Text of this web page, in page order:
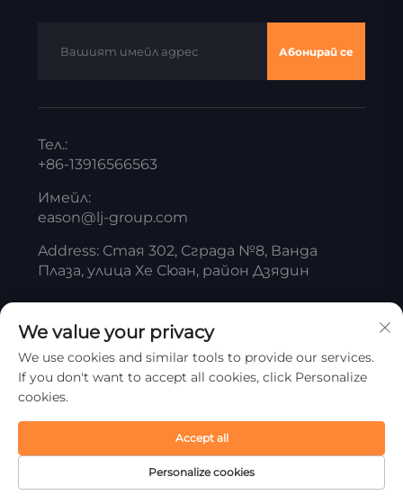
Абонирай се
Тел.:
+86-13916566563
Имейл:
eason@lj-group.com
Address: Стая 302, Сграда №8, Ванда
Плаза, улица Хе Сюан, район Дзядин
Всички права запазени © Шанхай Лянцзян
Титаниев бял продукт ООД
Политика
за поверителност
Скрол до началото
Начална
Продукт За Контакти
We value your privacy
We use cookies and similar tools to provide our services.
If you don't want to accept all cookies, click Personalize
cookies.
Personalize cookies
Accept all